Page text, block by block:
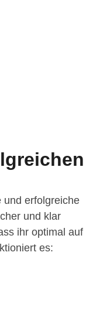
und erfolgreiche
und klar
ihr optimal auf
es: